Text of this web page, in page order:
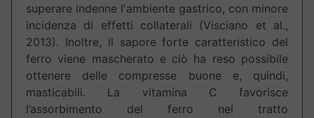
superare indenne l'ambiente gastrico, con minore
incidenza di effetti collaterali (Visciano et al.,
2013). Inoltre, il sapore forte caratteristico del
ferro viene mascherato e ciò ha reso possibile
ottenere delle compresse buone e, quindi,
masticabili. La vitamina C favorisce
l’assorbimento del ferro nel tratto